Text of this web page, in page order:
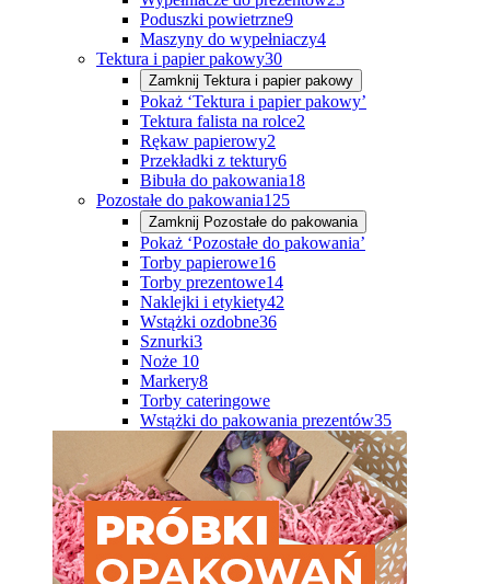
Poduszki powietrzne9
Maszyny do wypełniaczy4
Tektura i papier pakowy30
Zamknij Tektura i papier pakowy
Pokaż ‘Tektura i papier pakowy’
Tektura falista na rolce2
Rękaw papierowy2
Przekładki z tektury6
Bibuła do pakowania18
Pozostałe do pakowania125
Zamknij Pozostałe do pakowania
Pokaż ‘Pozostałe do pakowania’
Torby papierowe16
Torby prezentowe14
Naklejki i etykiety42
Wstążki ozdobne36
Sznurki3
Noże 10
Markery8
Torby cateringowe
Wstążki do pakowania prezentów35